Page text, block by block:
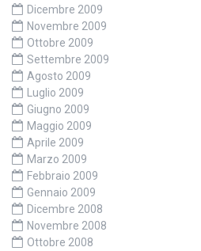
Dicembre 2009
Novembre 2009
Ottobre 2009
Settembre 2009
Agosto 2009
Luglio 2009
Giugno 2009
Maggio 2009
Aprile 2009
Marzo 2009
Febbraio 2009
Gennaio 2009
Dicembre 2008
Novembre 2008
Ottobre 2008